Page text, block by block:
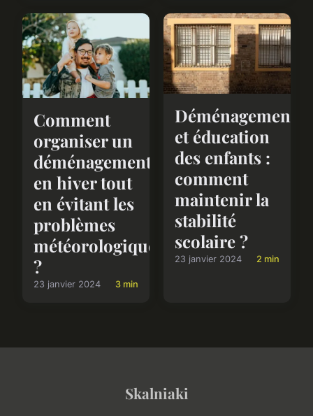
Comment
organiser un
déménagement
en hiver tout
en évitant les
problèmes
météorologiques
?
23 janvier 2024 3 min
Déménagement
et éducation
des enfants :
comment
maintenir la
stabilité
scolaire ?
23 janvier 2024 2 min
Skalniaki